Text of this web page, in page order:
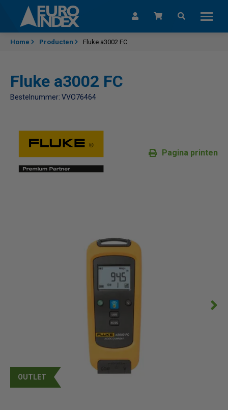
Skip to content
Home Producten Fluke a3002 FC
Fluke a3002 FC
Bestelnummer: VVO76464
Pagina printen
OUTLET